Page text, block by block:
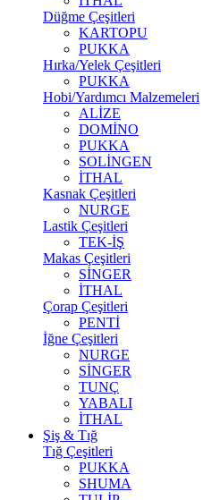
Düğme Çeşitleri
KARTOPU
PUKKA
Hırka/Yelek Çeşitleri
PUKKA
Hobi/Yardımcı Malzemeleri
ALİZE
DOMİNO
PUKKA
SOLİNGEN
İTHAL
Kasnak Çeşitleri
NURGE
Lastik Çeşitleri
TEK-İŞ
Makas Çeşitleri
SİNGER
İTHAL
Çorap Çeşitleri
PENTİ
İğne Çeşitleri
NURGE
SİNGER
TUNÇ
YABALI
İTHAL
Şiş & Tığ
Tığ Çeşitleri
PUKKA
SHUMA